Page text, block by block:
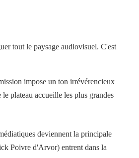
tout le paysage audiovisuel. C'est
impose un ton irrévérencieux
plateau accueille les plus grandes
deviennent la principale
Poivre d'Arvor) entrent dans la